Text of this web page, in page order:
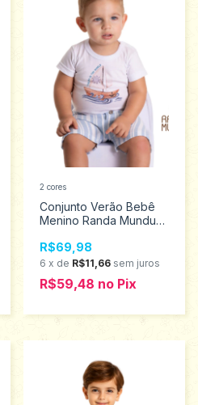
Conjunto Verão Bebê
Menino Randa Mundu
R$69,98
6 x de R$11,66 sem juros
R$59,48 no Pix
2 cores